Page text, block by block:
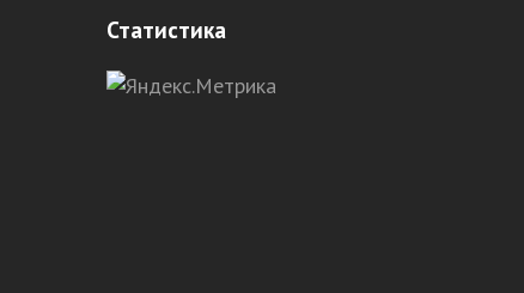
Статистика